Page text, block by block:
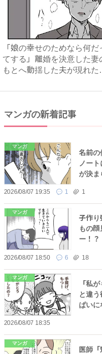
「娘の幸せのためなら何だ
てする」離婚を決意した妻
もとへ動揺した夫が現れた
マンガの新着記事
マンガ
名前の
ノー
が決ま
2026/08/07 19:35 1 1
マンガ
子作
もの
ー！
2026/08/07 18:50 6 18
マンガ
「私
と違
ぱいに
2026/08/07 18:35
マンガ
医師